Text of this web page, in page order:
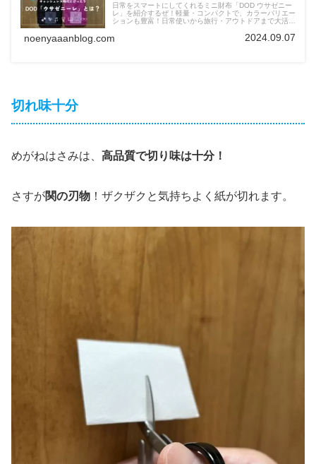
日常をスマートにしてくれるミニ財布「DOD ウサゼニー
レ」を紹介するぜ！軽量・コンパクトで、カラーバリエー
ションも豊富！日常使いから旅行・アウトドアまで大活躍
noenyaaanblog.com 2024.09.07
切れ味十分
めがねはさみは、 高品質で切り味は十分！
さすが関の刃物 ！ザクザクと気持ちよく紙が切れます。